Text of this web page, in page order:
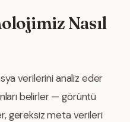
Nasıl
verilerini analiz eder
belirler — görüntü
gereksiz meta verileri